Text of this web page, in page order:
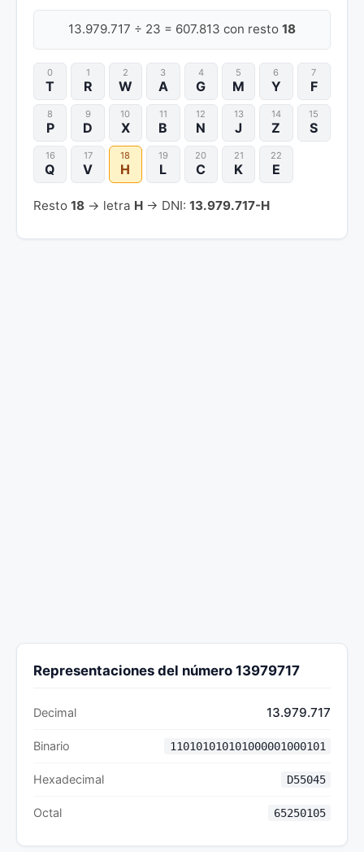
13.979.717 ÷ 23 = 607.813 con resto 18
0
T
1
R
2
W
3
A
4
G
5
M
6
Y
7
F
8
P
9
D
10
X
11
B
12
N
13
J
14
Z
15
S
16
Q
17
V
18
H
19
L
20
C
21
K
22
E
Resto 18 → letra H → DNI: 13.979.717-H
Representaciones del número 13979717
Decimal 13.979.717
Binario 110101010101000001000101
Hexadecimal D55045
Octal 65250105